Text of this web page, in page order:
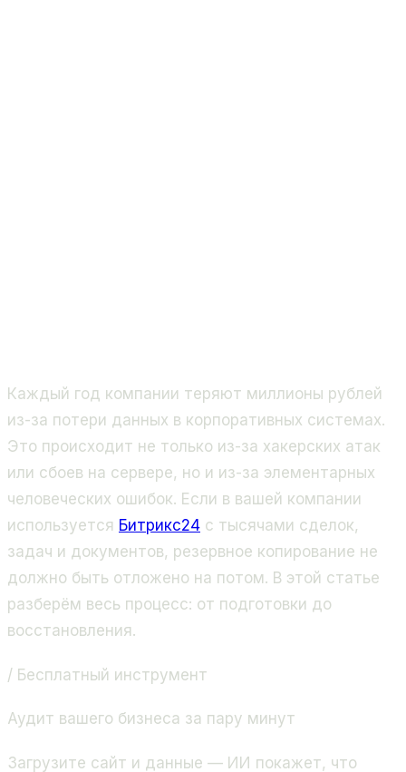
Каждый год компании теряют миллионы рублей
из-за потери данных в корпоративных системах.
Это происходит не только из-за хакерских атак
или сбоев на сервере, но и из-за элементарных
человеческих ошибок. Если в вашей компании
используется Битрикс24 с тысячами сделок,
задач и документов, резервное копирование не
должно быть отложено на потом. В этой статье
разберём весь процесс: от подготовки до
восстановления.
/ Бесплатный инструмент
Аудит вашего бизнеса за пару минут
Загрузите сайт и данные — ИИ покажет, что